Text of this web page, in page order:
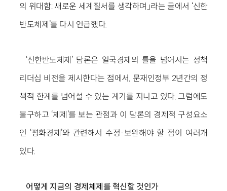
의 위대함: 새로운 세계질서를 생각하며」라는 글에서 ‘신한
반도체제’를 다시 언급했다.
‘신한반도체제’ 담론은 일국경제의 틀을 넘어서는 정책
리더십 비전을 제시한다는 점에서, 문재인정부 2년간의 정
책적 한계를 넘어설 수 있는 계기를 지니고 있다. 그럼에도
불구하고 ‘체제’를 보는 관점과 이 담론의 경제적 구성요소
인 ‘평화경제’와 관련해서 수정·보완해야 할 점이 여러개
있다.
어떻게 지금의 경제체제를 혁신할 것인가